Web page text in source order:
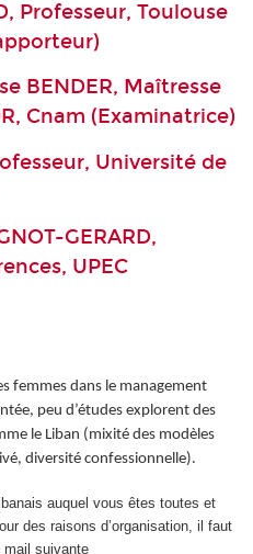
Professeur, Toulouse
BENDER, Maîtresse
Cnam (Examinatrice)
Université de
GERARD,
UPEC
femmes dans le management
peu d’études explorent des
le Liban (mixité des modèles
diversité confessionnelle).
auquel vous êtes toutes et
des raisons d’organisation, il faut
mail suivante